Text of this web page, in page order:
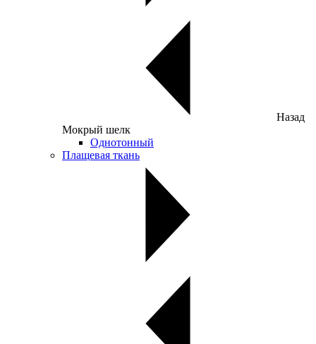
Назад
Мокрый шелк
Однотонный
Плащевая ткань